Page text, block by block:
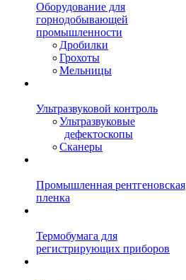
Оборудование для
горнодобывающей
промышленности
Дробилки
Грохоты
Мельницы
Ультразвуковой контроль
Ультразвуковые
дефектоскопы
Сканеры
Промышленная рентгеновская
пленка
Термобумага для
регистрирующих приборов